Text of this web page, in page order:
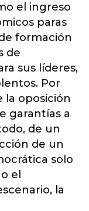
el ingreso
paras
formación
de
sus líderes,
Por
la oposición
garantías a
de un
de un
solo
el
la